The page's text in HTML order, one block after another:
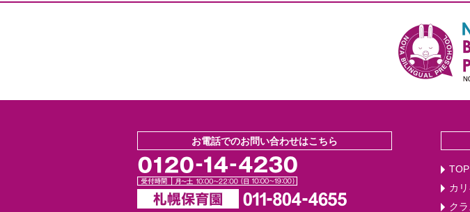
TOP
カ
ク
お電話でのお問い合わせはこちら